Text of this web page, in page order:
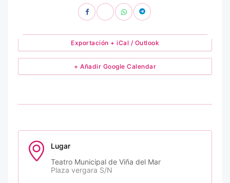
+ Añadir Google Calendar
Exportación + iCal / Outlook
Lugar
Teatro Municipal de Viña del Mar
Plaza vergara S/N